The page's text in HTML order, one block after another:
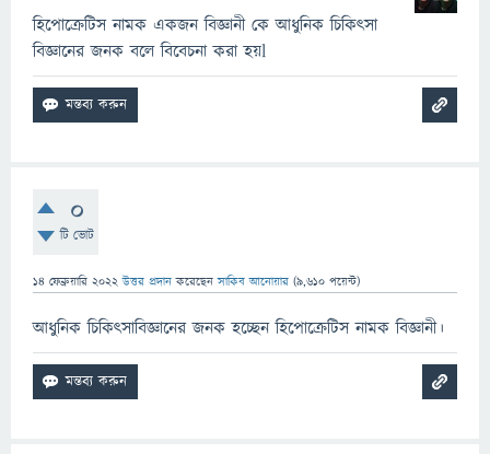
হিপোক্রেটিস নামক একজন বিজ্ঞানী কে আধুনিক চিকিৎসা
বিজ্ঞানের জনক বলে বিবেচনা করা হয়l
0
টি ভোট
14 ফেব্রুয়ারি 2022 উত্তর প্রদান করেছেনসাকিব আনোয়ার (9,610 পয়েন্ট)
আধুনিক চিকিৎসাবিজ্ঞানের জনক হচ্ছেন হিপোক্রেটিস নামক বিজ্ঞানী।